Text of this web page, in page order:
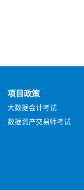
项目政策
大数据会计考试
数据资产交易师考试